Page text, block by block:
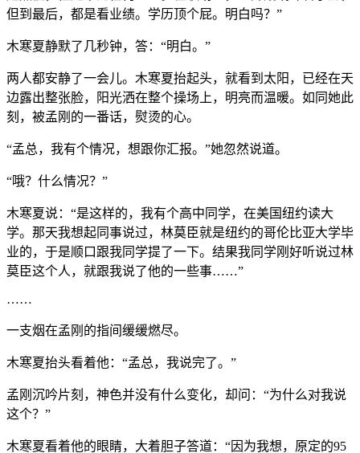
但到最后，都是看业绩。学历顶个屁。明白吗？”
木寒夏静默了几秒钟，答：“明白。”
两人都安静了一会儿。木寒夏抬起头，就看到太阳，已经在天
边露出整张脸，阳光洒在整个操场上，明亮而温暖。如同她此
刻，被孟刚的一番话，熨烫的心。
“孟总，我有个情况，想跟你汇报。”她忽然说道。
“哦？什么情况？”
木寒夏说：“是这样的，我有个高中同学，在美国纽约读大
学。那天我想起同事说过，林莫臣就是纽约的哥伦比亚大学毕
业的，于是顺口跟我同学提了一下。结果我同学刚好听说过林
莫臣这个人，就跟我说了他的一些事……”
……
一支烟在孟刚的指间缓缓燃尽。
木寒夏抬头看着他：“孟总，我说完了。”
孟刚沉吟片刻，神色并没有什么变化，却问：“为什么对我说
这个？”
木寒夏看着他的眼睛，大着胆子答道：“因为我想，原定的95